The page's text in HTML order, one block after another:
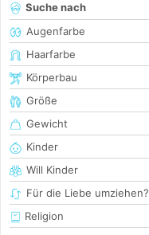
Suche nach
Augenfarbe
Haarfarbe
Körperbau
Größe
Gewicht
Kinder
Will Kinder
Für die Liebe umziehen?
Religion